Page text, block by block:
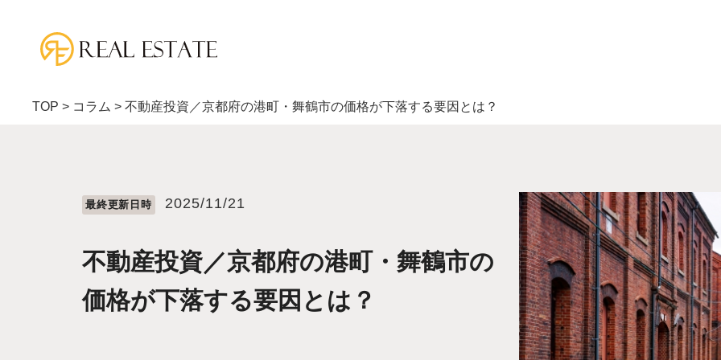
TOP > コラム > 不動産投資／京都府の港町・舞鶴市の価格が下落する要因とは？
最終更新⽇時 2025/11/21
不動産投資／京都府の港町・舞鶴市の
価格が下落する要因とは？